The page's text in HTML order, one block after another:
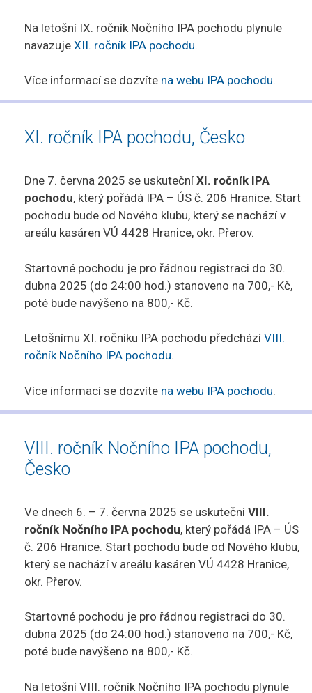
Na letošní IX. ročník Nočního IPA pochodu plynule
navazuje XII. ročník IPA pochodu.
Více informací se dozvíte na webu IPA pochodu.
XI. ročník IPA pochodu, Česko
Dne 7. června 2025 se uskuteční XI. ročník IPA
pochodu, který pořádá IPA – ÚS č. 206 Hranice. Start
pochodu bude od Nového klubu, který se nachází v
areálu kasáren VÚ 4428 Hranice, okr. Přerov.
Startovné pochodu je pro řádnou registraci do 30.
dubna 2025 (do 24:00 hod.) stanoveno na 700,- Kč,
poté bude navýšeno na 800,- Kč.
Letošnímu XI. ročníku IPA pochodu předchází VIII.
ročník Nočního IPA pochodu.
Více informací se dozvíte na webu IPA pochodu.
VIII. ročník Nočního IPA pochodu,
Česko
Ve dnech 6. – 7. června 2025 se uskuteční VIII.
ročník Nočního IPA pochodu, který pořádá IPA – ÚS
č. 206 Hranice. Start pochodu bude od Nového klubu,
který se nachází v areálu kasáren VÚ 4428 Hranice,
okr. Přerov.
Startovné pochodu je pro řádnou registraci do 30.
dubna 2025 (do 24:00 hod.) stanoveno na 700,- Kč,
poté bude navýšeno na 800,- Kč.
Na letošní VIII. ročník Nočního IPA pochodu plynule